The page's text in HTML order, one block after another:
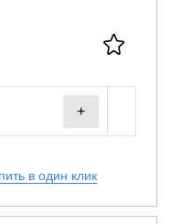
+
в один клик